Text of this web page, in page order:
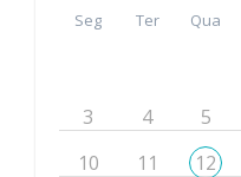
Seg Ter Qua
3
4 5
10
11 12